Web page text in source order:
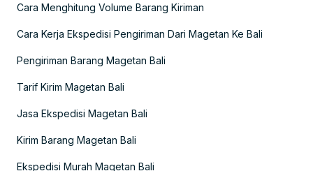
Cara Menghitung Volume Barang Kiriman
Cara Kerja Ekspedisi Pengiriman Dari Magetan Ke Bali
Pengiriman Barang Magetan Bali
Tarif Kirim Magetan Bali
Jasa Ekspedisi Magetan Bali
Kirim Barang Magetan Bali
Ekspedisi Murah Magetan Bali